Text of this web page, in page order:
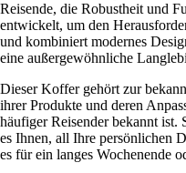
Reisende, die Robustheit und
entwickelt, um den
und kombiniert modernes
eine außergewöhnliche
Dieser Koffer gehört zur
ihrer Produkte und deren
häufiger Reisender bekannt
es Ihnen, all Ihre persönlichen
es für ein langes Wochenende